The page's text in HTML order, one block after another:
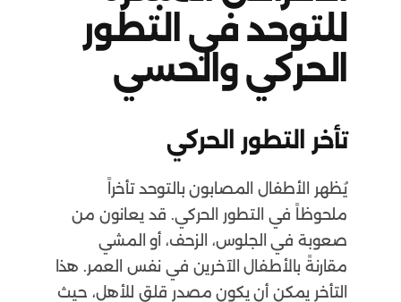
للتوحد في التطور
الحركي والحسي
تأخر التطور الحركي
يُظهر الأطفال المصابون بالتوحد تأخراً
ملحوظاً في التطور الحركي. قد يعانون من
صعوبة في الجلوس، الزحف، أو المشي
مقارنةً بالأطفال الآخرين في نفس العمر. هذا
التأخر يمكن أن يكون مصدر قلق للأهل، حيث